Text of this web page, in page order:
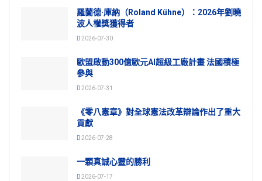
羅蘭德·庫納（Roland Kühne）：2026年劉曉
波人權獎獲得者
2026-07-30
歐盟啟動300億歐元AI超級工廠計畫 法國積極
參與
2026-07-31
《零八憲章》對全球憲法改革辯論作出了重大
貢獻
2026-07-28
一顆真誠心靈的勝利
2026-07-17